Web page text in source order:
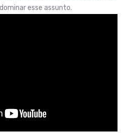
esse assunto.